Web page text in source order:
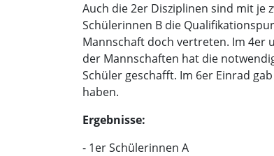
Auch die 2er Disziplinen sind mit je
Schülerinnen B die
Mannschaft doch vertreten. Im 4er
der Mannschaften hat die
Schüler geschafft. Im 6er Einrad
haben.
Ergebnisse:
- 1er Schülerinnen A